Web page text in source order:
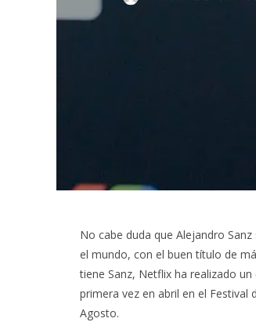
No cabe duda que Alejandro
el mundo, con el buen título de
tiene Sanz, Netflix ha realizado
primera vez en abril en el Festival
Agosto.